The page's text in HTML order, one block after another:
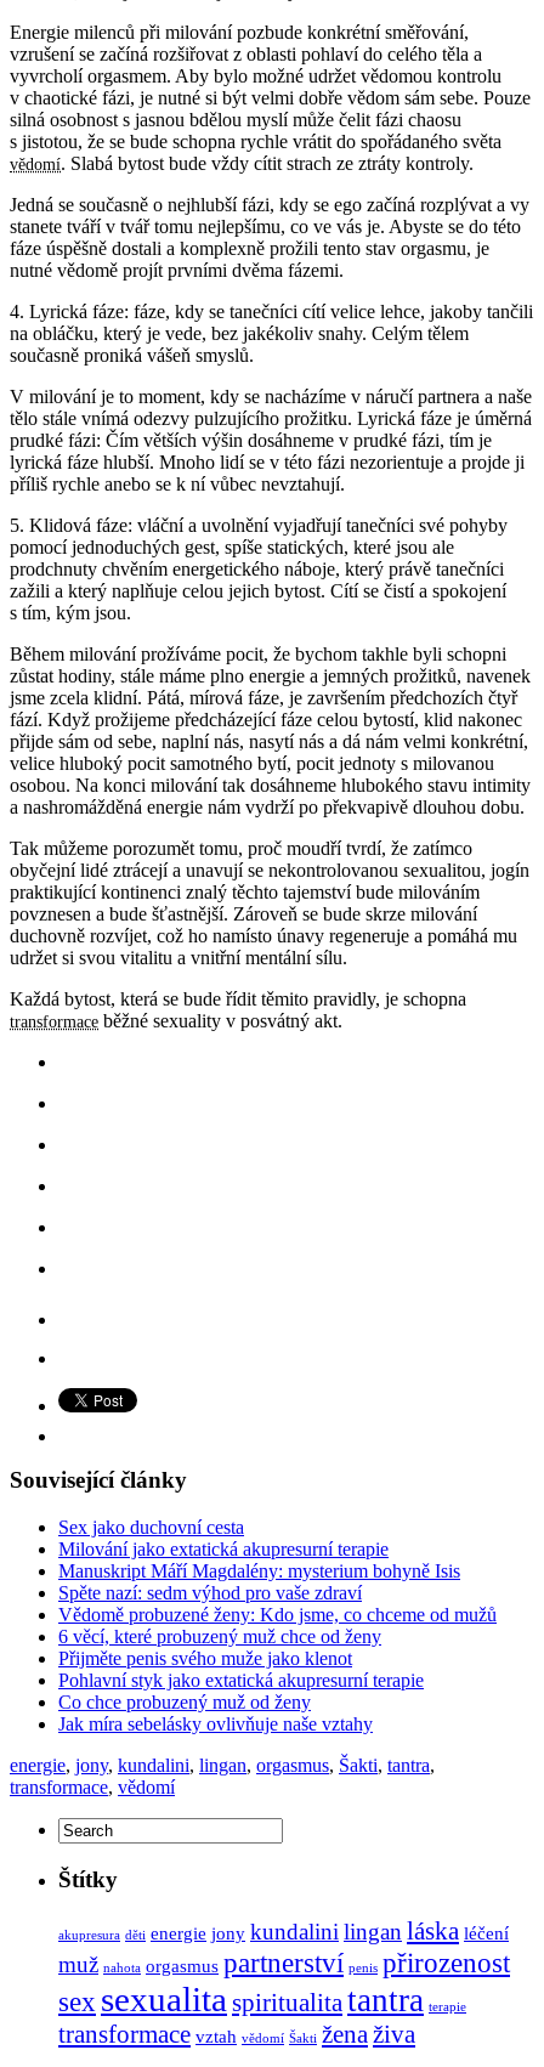
Energie milenců při milování pozbude konkrétní směřování,
vzrušení se začíná rozšiřovat z oblasti pohlaví do celého těla a
vyvrcholí orgasmem. Aby bylo možné udržet vědomou kontrolu
v chaotické fázi, je nutné si být velmi dobře vědom sám sebe. Pouze
silná osobnost s jasnou bdělou myslí může čelit fázi chaosu
s jistotou, že se bude schopna rychle vrátit do spořádaného světa
vědomí. Slabá bytost bude vždy cítit strach ze ztráty kontroly.
Jedná se současně o nejhlubší fázi, kdy se ego začíná rozplývat a vy
stanete tváří v tvář tomu nejlepšímu, co ve vás je. Abyste se do této
fáze úspěšně dostali a komplexně prožili tento stav orgasmu, je
nutné vědomě projít prvními dvěma fázemi.
4. Lyrická fáze: fáze, kdy se tanečníci cítí velice lehce, jakoby tančili
na obláčku, který je vede, bez jakékoliv snahy. Celým tělem
současně proniká vášeň smyslů.
V milování je to moment, kdy se nacházíme v náručí partnera a naše
tělo stále vnímá odezvy pulzujícího prožitku. Lyrická fáze je úměrná
prudké fázi: Čím větších výšin dosáhneme v prudké fázi, tím je
lyrická fáze hlubší. Mnoho lidí se v této fázi nezorientuje a projde ji
příliš rychle anebo se k ní vůbec nevztahují.
5. Klidová fáze: vláční a uvolnění vyjadřují tanečníci své pohyby
pomocí jednoduchých gest, spíše statických, které jsou ale
prodchnuty chvěním energetického náboje, který právě tanečníci
zažili a který naplňuje celou jejich bytost. Cítí se čistí a spokojení
s tím, kým jsou.
Během milování prožíváme pocit, že bychom takhle byli schopni
zůstat hodiny, stále máme plno energie a jemných prožitků, navenek
jsme zcela klidní. Pátá, mírová fáze, je završením předchozích čtyř
fází. Když prožijeme předcházející fáze celou bytostí, klid nakonec
přijde sám od sebe, naplní nás, nasytí nás a dá nám velmi konkrétní,
velice hluboký pocit samotného bytí, pocit jednoty s milovanou
osobou. Na konci milování tak dosáhneme hlubokého stavu intimity
a nashromážděná energie nám vydrží po překvapivě dlouhou dobu.
Tak můžeme porozumět tomu, proč moudří tvrdí, že zatímco
obyčejní lidé ztrácejí a unavují se nekontrolovanou sexualitou, jogín
praktikující kontinenci znalý těchto tajemství bude milováním
povznesen a bude šťastnější. Zároveň se bude skrze milování
duchovně rozvíjet, což ho namísto únavy regeneruje a pomáhá mu
udržet si svou vitalitu a vnitřní mentální sílu.
Každá bytost, která se bude řídit těmito pravidly, je schopna
transformace běžné sexuality v posvátný akt.
Související články
Sex jako duchovní cesta
Milování jako extatická akupresurní terapie
Manuskript Máří Magdalény: mysterium bohyně Isis
Spěte nazí: sedm výhod pro vaše zdraví
Vědomě probuzené ženy: Kdo jsme, co chceme od mužů
6 věcí, které probuzený muž chce od ženy
Přijměte penis svého muže jako klenot
Pohlavní styk jako extatická akupresurní terapie
Co chce probuzený muž od ženy
Jak míra sebelásky ovlivňuje naše vztahy
energie, jony, kundalini, lingan, orgasmus, Šakti, tantra,
transformace, vědomí
Štítky
akupresura děti energie jony kundalini lingan láska léčení
muž nahota orgasmus partnerství penis přirozenost
sex sexualita spiritualita tantra terapie
transformace vztah vědomí Šakti žena živa